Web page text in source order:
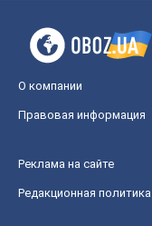
О компании
Правовая информация
Реклама на сайте
Редакционная политика